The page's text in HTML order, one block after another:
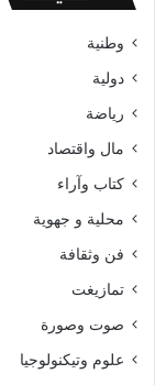
وطنية
دولية
رياضة
مال واقتصاد
كتاب وآراء
محلية و جهوية
فن وثقافة
تمازيغت
صوت وصورة
علوم وتيكنولوجيا